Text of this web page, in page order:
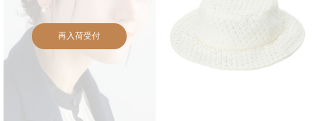
再入荷受付